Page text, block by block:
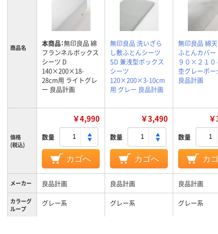
商品名 本商品：無印良品 綿
フランネルボックス
シーツ D
140×200×18-
28cm用 ライトグレ
ー 良品計画
無印良品 洗いざら
し敷ふとんシーツ
SD 兼浅型ボックス
シーツ
120×200×3-10cm
用 グレー 良品計画
無印良品 綿
ふとんカバー
９０×２１０
杢グレーボー
良品計画
価格
(税込)
￥4,990
数量
カゴへ
￥3,490
数量
カゴへ
数量
カ
メーカー 良品計画 良品計画 良品計画
カラーグ
ループ
グレー系 グレー系 グレー系